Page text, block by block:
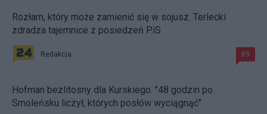
Rozłam, który może zamienić się w sojusz. Terlecki
zdradza tajemnice z posiedzeń PiS
Redakcja 89
Hofman bezlitosny dla Kurskiego. "48 godzin po
Smoleńsku liczył, których posłów wyciągnąć"